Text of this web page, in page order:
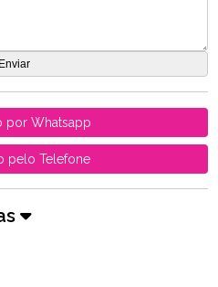
por Whatsapp
pelo Telefone